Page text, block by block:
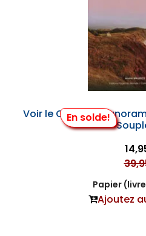
En solde!
Voir le Québec-
Papier
Ajoutez